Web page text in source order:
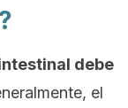
debe
el